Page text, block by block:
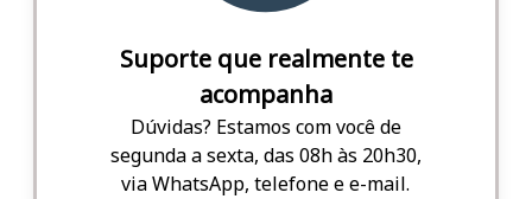
Suporte que realmente te
acompanha
Dúvidas? Estamos com você de
segunda a sexta, das 08h às 20h30,
via WhatsApp, telefone e e-mail.